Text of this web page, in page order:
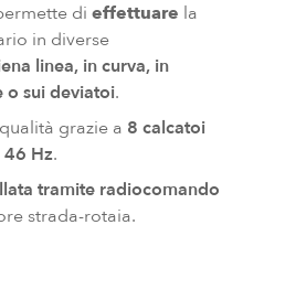
dieffettuare la
in diverse
linea, in curva, in
o sui deviatoi.
grazie a 8 calcatoi
Hz.
tramite radiocomando
strada-rotaia.